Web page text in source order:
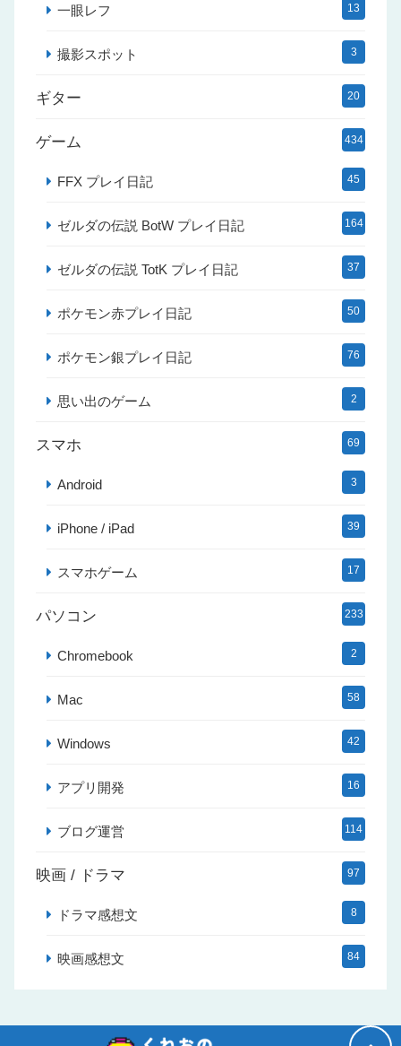
一眼レフ 13
撮影スポット 3
ギター 20
ゲーム 434
FFX プレイ日記 45
ゼルダの伝説 BotW プレイ日記 164
ゼルダの伝説 TotK プレイ日記 37
ポケモン赤プレイ日記 50
ポケモン銀プレイ日記 76
思い出のゲーム 2
スマホ 69
Android 3
iPhone / iPad 39
スマホゲーム 17
パソコン 233
Chromebook 2
Mac 58
Windows 42
アプリ開発 16
ブログ運営 114
映画 / ドラマ 97
ドラマ感想文 8
映画感想文 84